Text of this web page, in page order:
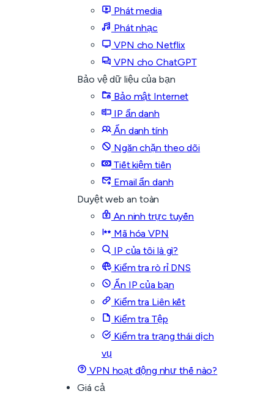
Phát media
Phát nhạc
VPN cho Netflix
VPN cho ChatGPT
Bảo vệ dữ liệu của bạn
Bảo mật Internet
IP ẩn danh
Ẩn danh tính
Ngăn chặn theo dõi
Tiết kiệm tiền
Email ẩn danh
Duyệt web an toàn
An ninh trực tuyến
Mã hóa VPN
IP của tôi là gì?
Kiểm tra rò rỉ DNS
Ẩn IP của bạn
Kiểm tra Liên kết
Kiểm tra Tệp
Kiểm tra trạng thái dịch
vụ
VPN hoạt động như thế nào?
Giá cả